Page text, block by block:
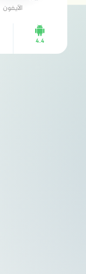
الهواتفالآيفون
4.4